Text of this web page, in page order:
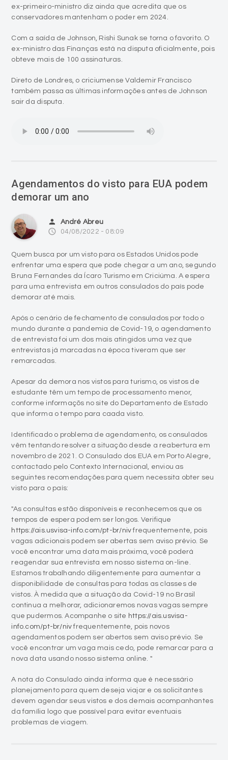
ex-primeiro-ministro diz ainda que acredita que os
conservadores mantenham o poder em 2024.
Com a saída de Johnson, Rishi Sunak se torna o favorito. O
ex-ministro das Finanças está na disputa oficialmente, pois
obteve mais de 100 assinaturas.
Direto de Londres, o criciumense Valdemir Francisco
também passa as últimas informações antes de Johnson
sair da disputa.
Agendamentos do visto para EUA podem
demorar um ano
person André Abreu
access_time 04/08/2022 - 08:09
Quem busca por um visto para os Estados Unidos pode
enfrentar uma espera que pode chegar a um ano, segundo
Bruna Fernandes da Ícaro Turismo em Criciúma. A espera
para uma entrevista em outros consulados do país pode
demorar até mais.
Após o cenário de fechamento de consulados por todo o
mundo durante a pandemia de Covid-19, o agendamento
de entrevista foi um dos mais atingidos uma vez que
entrevistas já marcadas na época tiveram que ser
remarcadas.
Apesar da demora nos vistos para turismo, os vistos de
estudante têm um tempo de processamento menor,
conforme informaçõs no site do Departamento de Estado
que informa o tempo para caada visto.
Identificado o problema de agendamento, os consulados
vêm tentando resolver a situação desde a reabertura em
novembro de 2021. O Consulado dos EUA em Porto Alegre,
contactado pelo Contexto Internacional, enviou as
seguintes recomendações para quem necessita obter seu
visto para o país:
"As consultas estão disponíveis e reconhecemos que os
tempos de espera podem ser longos. Verifique
https://ais.usvisa-info.com/pt-br/nivfrequentemente, pois
vagas adicionais podem ser abertas sem aviso prévio. Se
você encontrar uma data mais próxima, você poderá
reagendar sua entrevista em nosso sistema on-line.
Estamos trabalhando diligentemente para aumentar a
disponibilidade de consultas para todas as classes de
vistos. À medida que a situação da Covid-19 no Brasil
continua a melhorar, adicionaremos novas vagas sempre
que pudermos. Acompanhe o site https://ais.usvisa-
info.com/pt-br/nivfrequentemente, pois novos
agendamentos podem ser abertos sem aviso prévio. Se
você encontrar um vaga mais cedo, pode remarcar para a
nova data usando nosso sistema online. "
A nota do Consulado ainda informa que é necessário
planejamento para quem deseja viajar e os solicitantes
devem agendar seus vistos e dos demais acompanhantes
da família logo que possível para evitar eventuais
problemas de viagem.